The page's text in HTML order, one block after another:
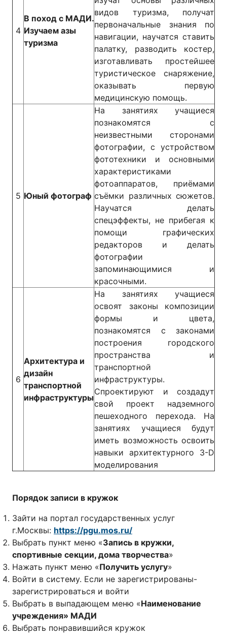
4
В поход с МАДИ.
Изучаем азы
туризма
видов туризма, получат
первоначальные знания по
навигации, научатся ставить
палатку, разводить костер,
изготавливать простейшее
туристическое снаряжение,
оказывать первую
медицинскую помощь.
5 Юный фотограф
На занятиях учащиеся
познакомятся с
неизвестными сторонами
фотографии, с устройством
фототехники и основными
характеристиками
фотоаппаратов, приёмами
съёмки различных сюжетов.
Научатся делать
спецэффекты, не прибегая к
помощи графических
редакторов и делать
фотографии
запоминающимися и
красочными.
6
Архитектура и
дизайн
транспортной
инфраструктуры
На занятиях учащиеся
освоят законы композиции
формы и цвета,
познакомятся с законами
построения городского
пространства и
транспортной
инфраструктуры.
Спроектируют и создадут
свой проект надземного
пешеходного перехода. На
занятиях учащиеся будут
иметь возможность освоить
навыки архитектурного 3-D
моделирования
Порядок записи в кружок
Зайти на портал государственных услуг
г.Москвы: https://pgu.mos.ru/
Выбрать пункт меню «Запись в кружки,
спортивные секции, дома творчества»
Нажать пункт меню «Получить услугу»
Войти в систему. Если не зарегистрированы-
зарегистрироваться и войти
Выбрать в выпадающем меню «Наименование
учреждения» МАДИ
Выбрать понравившийся кружок